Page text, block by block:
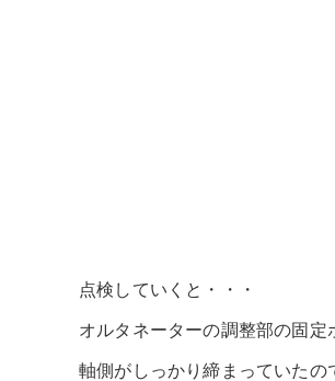
点検していくと・・・
オルタネーターの調整部の固定
軸側がしっかり締まっていたの